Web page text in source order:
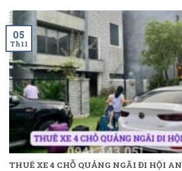
THUÊ XE 4 CHỖ QUẢNG NGÃI ĐI HỘI AN
05
Th11